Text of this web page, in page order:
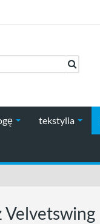
tekstylia
Velvetswing